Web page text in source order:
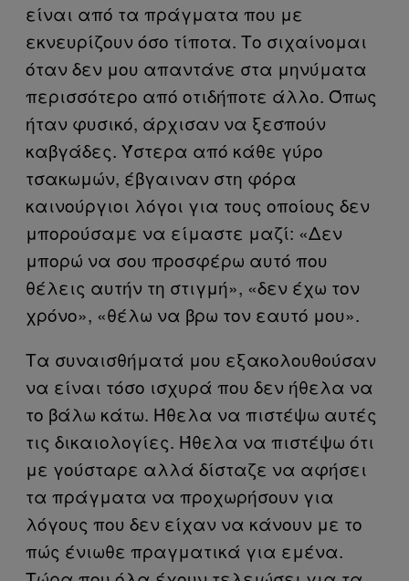
είναι από τα πράγματα που με
εκνευρίζουν όσο τίποτα. Το σιχαίνομαι
όταν δεν μου απαντάνε στα μηνύματα
περισσότερο από οτιδήποτε άλλο. Όπως
ήταν φυσικό, άρχισαν να ξεσπoύν
καβγάδες. Ύστερα από κάθε γύρο
τσακωμών, έβγαιναν στη φόρα
καινούργιοι λόγοι για τους οποίους δεν
μπορούσαμε να είμαστε μαζί: «Δεν
μπορώ να σου προσφέρω αυτό που
θέλεις αυτήν τη στιγμή», «δεν έχω τον
χρόνο», «θέλω να βρω τον εαυτό μου».
Τα συναισθήματά μου εξακολουθούσαν
να είναι τόσο ισχυρά που δεν ήθελα να
το βάλω κάτω. Ήθελα να πιστέψω αυτές
τις δικαιολογίες. Ήθελα να πιστέψω ότι
με γούσταρε αλλά δίσταζε να αφήσει
τα πράγματα να προχωρήσουν για
λόγους που δεν είχαν να κάνουν με το
πώς ένιωθε πραγματικά για εμένα.